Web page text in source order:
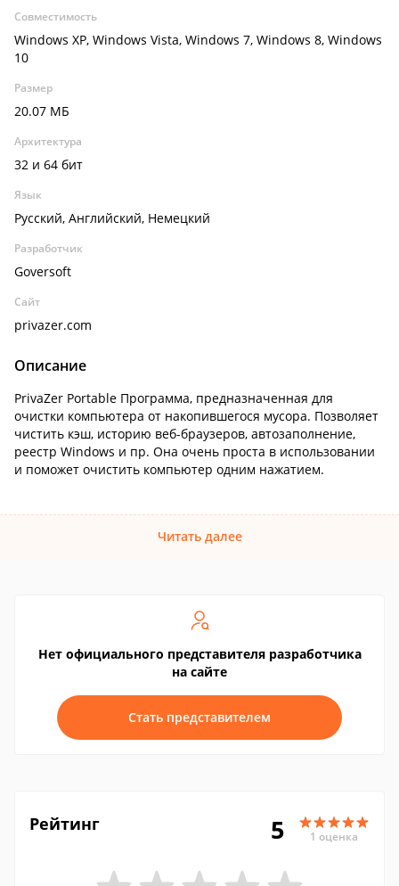
Совместимость
Windows XP, Windows Vista, Windows 7, Windows 8, Windows
10
Размер
20.07 МБ
Архитектура
32 и 64 бит
Язык
Русский, Английский, Немецкий
Разработчик
Goversoft
Сайт
privazer.com
Описание
PrivaZer Portable Программа, предназначенная для
очистки компьютера от накопившегося мусора. Позволяет
чистить кэш, историю веб-браузеров, автозаполнение,
реестр Windows и пр. Она очень проста в использовании
и поможет очистить компьютер одним нажатием.
Читать далее
Нет официального представителя разработчика
на сайте
Стать представителем
Рейтинг 5 1 оценка